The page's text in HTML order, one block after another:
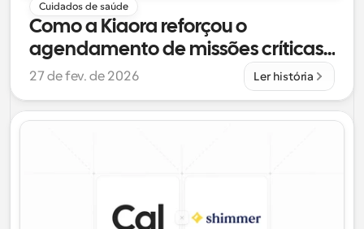
Cuidados de saúde
Como a Kiaora reforçou o
agendamento de missões críticas
e poupou 24 horas por mês com o
Cal.com
27 de fev. de 2026 Ler história